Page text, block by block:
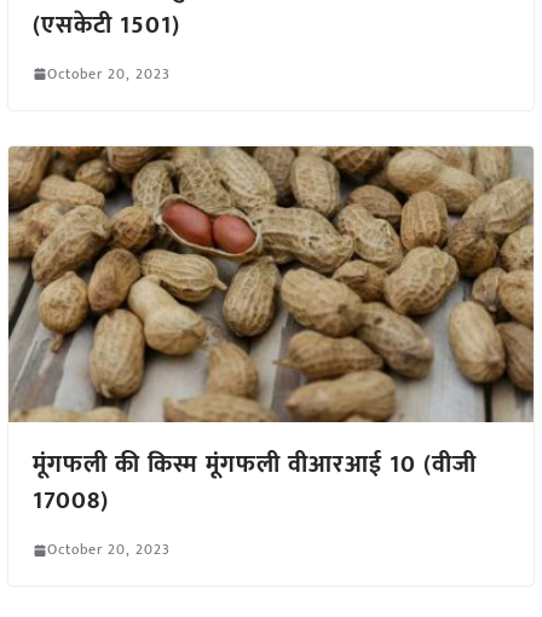
(एसकेटी 1501)
October 20, 2023
मूंगफली की किस्म मूंगफली वीआरआई 10 (वीजी
17008)
October 20, 2023